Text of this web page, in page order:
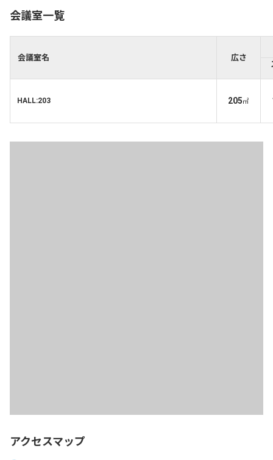
会議室一覧
会議室名 広さ
HALL:203 205㎡
アクセスマップ